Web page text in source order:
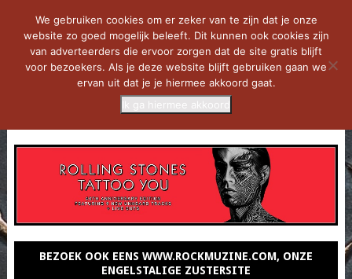
BEZOEK OOK EENS WWW.ROCKMUZINE.COM, ONZE
ENGELSTALIGE ZUSTERSITE
We gebruiken cookies om er zeker van te zijn dat je onze
website zo goed mogelijk beleeft. Dit kunnen ook cookies zijn
van adverteerders die ervoor zorgen dat de site gratis blijft
voor bezoekers. Als je deze website blijft gebruiken gaan we
ervan uit dat je je hiermee akkoord gaat.
Ik ga hiermee akkoord